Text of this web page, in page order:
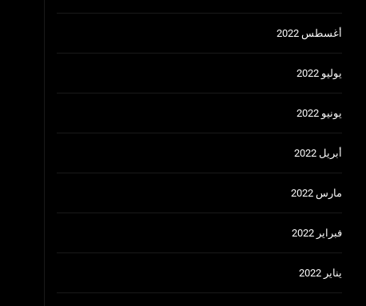
أغسطس 2022
يوليو 2022
يونيو 2022
أبريل 2022
مارس 2022
فبراير 2022
يناير 2022